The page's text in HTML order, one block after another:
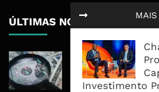
Investimento
ÚLTIMAS NOTÍCIAS
Dólar Mantém-
De Seis
Dados Do